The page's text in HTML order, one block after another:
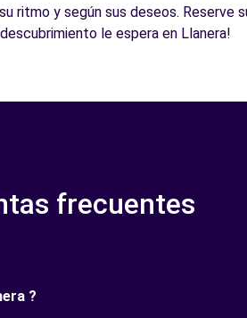
ritmo y según sus deseos. Reserve
le espera en Llanera!
frecuentes
?